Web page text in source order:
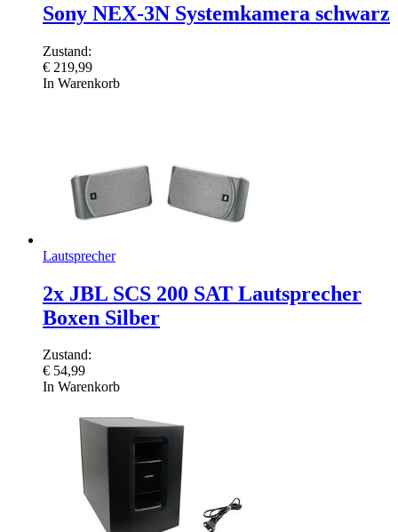
Sony NEX-3N Systemkamera schwarz
Zustand:
€ 219,99
In Warenkorb
Lautsprecher
2x JBL SCS 200 SAT Lautsprecher
Boxen Silber
Zustand:
€ 54,99
In Warenkorb